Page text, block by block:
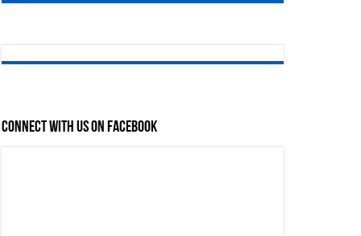
Connect with us on Facebook